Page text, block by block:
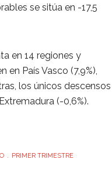
se sitúa en -17,5
en 14 regiones y
País Vasco (7,9%),
los únicos descensos
(-0,6%).
PRIMER TRIMESTRE